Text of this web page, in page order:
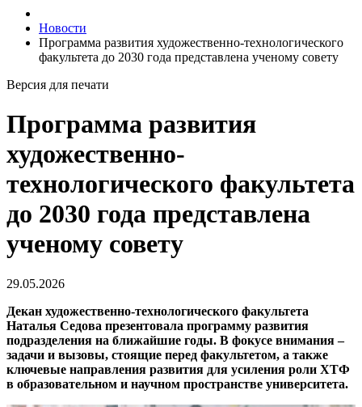
Новости
Программа развития художественно-технологического
факультета до 2030 года представлена ученому совету
Версия для печати
Программа развития
художественно-
технологического факультета
до 2030 года представлена
ученому совету
29.05.2026
Декан художественно-технологического факультета
Наталья Седова презентовала программу развития
подразделения на ближайшие годы. В фокусе внимания –
задачи и вызовы, стоящие перед факультетом, а также
ключевые направления развития для усиления роли ХТФ
в образовательном и научном пространстве университета.